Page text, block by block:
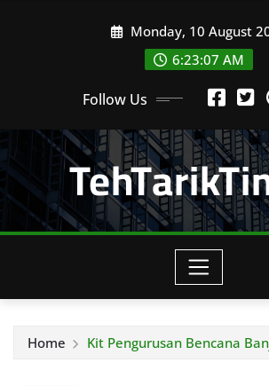
Monday, 10 August
6:23:08 AM
Follow Us
Home Kit Pengurusan Bencana